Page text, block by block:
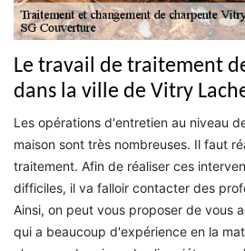
Le travail de traitement
dans la ville de Vitry
Les opérations d'entretien au niveau
maison sont très nombreuses. Il faut
traitement. Afin de réaliser ces
difficiles, il va falloir contacter des
Ainsi, on peut vous proposer de vous
qui a beaucoup d'expérience en la